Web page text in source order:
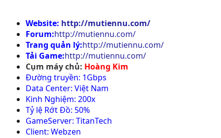
Website: http://mutiennu.com/
Forum:http://mutiennu.com/
Trang quản lý:http://mutiennu.com/
Tải Game:http://mutiennu.com/
Cụm máy chủ: Hoàng Kim
Đường truyền: 1Gbps
Data Center: Việt Nam
Kinh Nghiệm: 200x
Tỷ lệ Rớt Đồ: 50%
GameServer: TitanTech
Client: Webzen